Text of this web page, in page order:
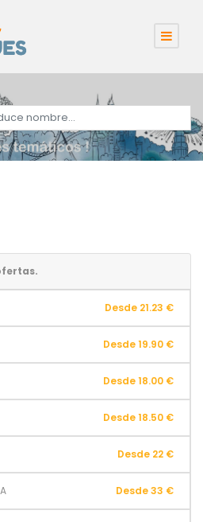
Desde 21.23 €
Desde 19.90 €
Desde 18.00 €
Desde 18.50 €
Desde 22 €
Desde 33 €